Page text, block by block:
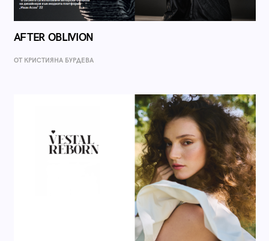
AFTER OBLIVION
ОТ КРИСТИЯНА БУРДЕВА